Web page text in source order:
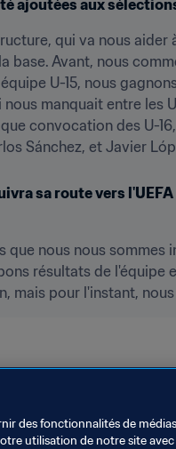
ajoutées aux
qui va nous
base. Avant, nous
U-15, nous
manquait entre les
convocation des U-
Sánchez, et Javier
sa route vers
nous nous
résultats de
mais pour l'instant,
des fonctionnalités de médias
utilisation de notre site avec